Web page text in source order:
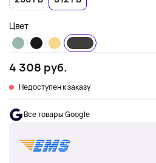
Цвет
4 308 руб.
Недоступен к заказу
Все товары Google